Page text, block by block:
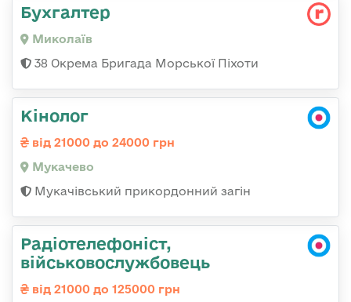
Бухгалтер
Миколаїв
38 Окрема Бригада Морської Піхоти
Кінолог
від 21000 до 24000 грн
Мукачево
Мукачівський прикордонний загін
Радіотелефоніст,
військовослужбовець
від 21000 до 125000 грн